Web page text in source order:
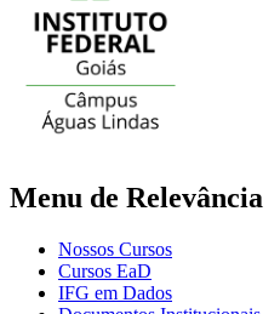
Menu de Relevância
Nossos Cursos
Cursos EaD
IFG em Dados